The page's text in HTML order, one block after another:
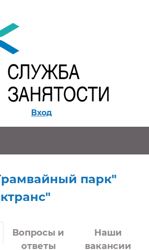
Вход
парк"
Вопросы и
ответы
Наши
вакансии